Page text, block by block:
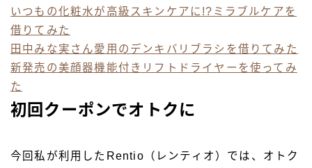
いつもの化粧水が高級スキンケアに!?ミラブルケアを
借りてみた
田中みな実さん愛用のデンキバリブラシを借りてみた
新発売の美顔器機能付きリフトドライヤーを使ってみ
た
初回クーポンでオトクに
今回私が利用したRentio（レンティオ）では、オトク